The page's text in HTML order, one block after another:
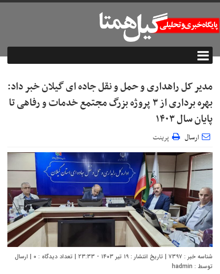
مدیر کل راهداری و حمل و نقل جاده ای گیلان خبر داد:
بهره برداری از ۳ پروژه بزرگ مجتمع خدمات و رفاهی تا
پایان سال ۱۴۰۳
ارسال پرینت
شناسه خبر : ۷۳۹۷ | تاریخ انتشار : ۱۹ تیر ۱۴۰۳ - ۲۳:۳۳ | تعداد دیدگاه : ۰ | ارسال
توسط : hadmin